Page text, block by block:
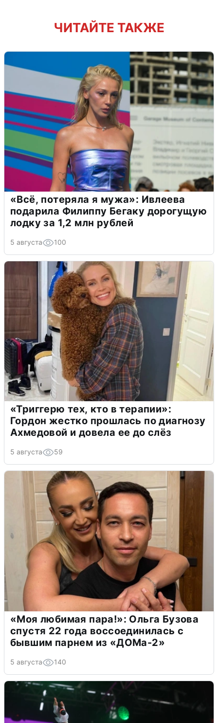
ЧИТАЙТЕ ТАКЖЕ
«Всё, потеряла я мужа»: Ивлеева
подарила Филиппу Бегаку дорогущую
лодку за 1,2 млн рублей
5 августа 100
«Триггерю тех, кто в терапии»:
Гордон жестко прошлась по диагнозу
Ахмедовой и довела ее до слёз
5 августа 59
«Моя любимая пара!»: Ольга Бузова
спустя 22 года воссоединилась с
бывшим парнем из «ДОМа-2»
5 августа 140